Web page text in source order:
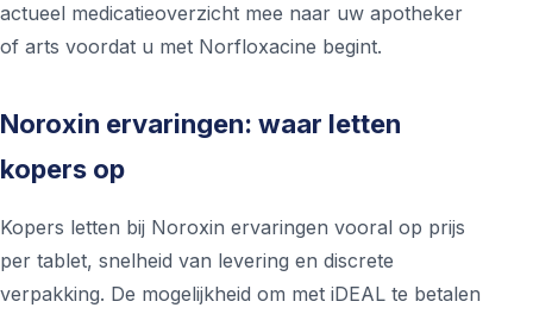
actueel medicatieoverzicht mee naar uw apotheker
of arts voordat u met Norfloxacine begint.
Noroxin ervaringen: waar letten
kopers op
Kopers letten bij Noroxin ervaringen vooral op prijs
per tablet, snelheid van levering en discrete
verpakking. De mogelijkheid om met iDEAL te betalen